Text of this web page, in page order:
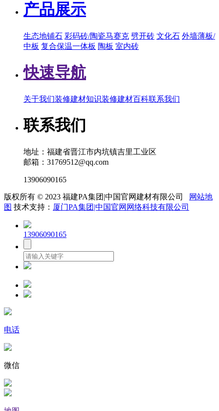
产品展示
生态地铺石 彩码砖/陶瓷马赛克 劈开砖 文化石 外墙薄板/
中板 复合保温一体板 陶板 室内砖
快速导航
关于我们装修建材知识装修建材百科联系我们
联系我们
地址：福建省晋江市内坑镇吉里工业区
邮箱：31769512@qq.com
13906090165
版权所有 © 2023 福建PA集团|中国官网建材有限公司
网站地
图 技术支持： 厦门PA集团|中国官网网络科技有限公司
13906090165
电话
微信